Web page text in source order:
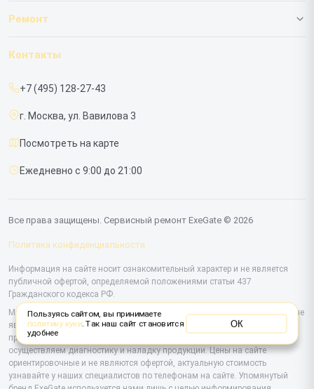
О нашем сервисе
Срочный ремонт
Доставка и способы оплаты
Диагностика
Контакты
Ремонт
ИБП
Контакты
+7 (495) 128-27-43
г. Москва, ул. Вавилова 3
Посмотреть на карте
Ежедневно с 9:00 до 21:00
Все права защищены. Сервисный ремонт ExeGate © 2026
Политика конфиденциальности
Информация на сайте носит ознакомительный характер и не является
публичной офертой, определяемой положениями статьи 437
Гражданского кодекса РФ.
Мы специализируемся на обслуживании и ремонте техники ExeGate, но не
являемся их официальным представителем. Предоставляем
профессиональные услуги после истечения гарантии, а также
осуществляем диагностику и наладку продукции. Цены на сайте
ориентировочные и не являются офертой, актуальную стоимость
узнавайте у наших специалистов по телефонам на сайте. Упомянутый
Пользуясь сайтом, вы принимаете
политику куки. Так наш сайт становится
удобнее
ОК